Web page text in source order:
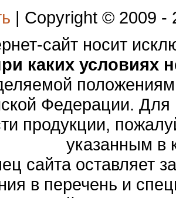
| Copyright © 2009 -
сайт носит
каких условиях
Федерации.
продукции,
указанным в
сайта оставляет
в перечень и